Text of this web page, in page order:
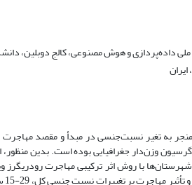
و هوش مصنوعی، کالج دوبلین،
به تغیر نسبت‌جنسی در مبدأ و مقصد